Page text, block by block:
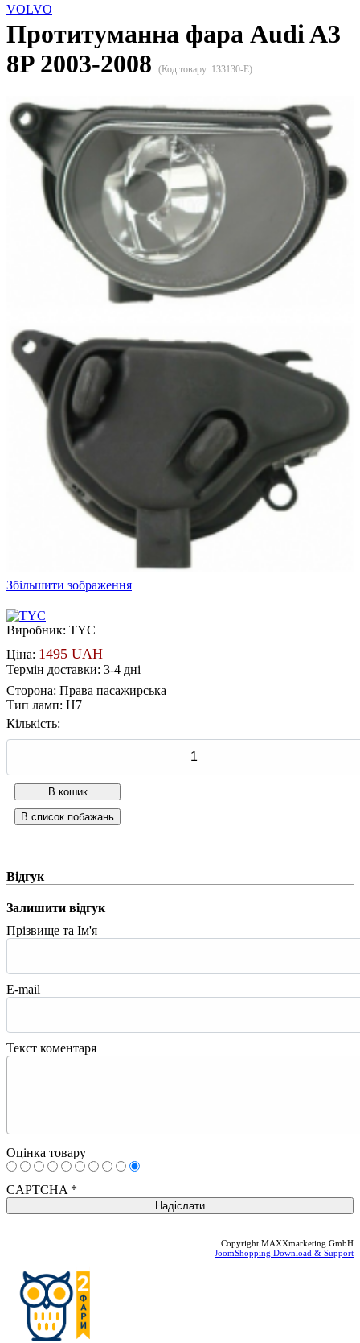
VOLVO
Протитуманна фара Audi A3
8P 2003-2008
(Код товару: 133130-E)
Збільшити зображення
Виробник: TYC
Ціна: 1495 UAH
Термін доставки: 3-4 дні
Сторона: Права пасажирська
Тип ламп: H7
Кількість:
Відгук
Залишити відгук
Прізвище та Ім'я
E-mail
Текст коментаря
Оцінка товару
CAPTCHA *
Copyright MAXXmarketing GmbH
JoomShopping Download & Support